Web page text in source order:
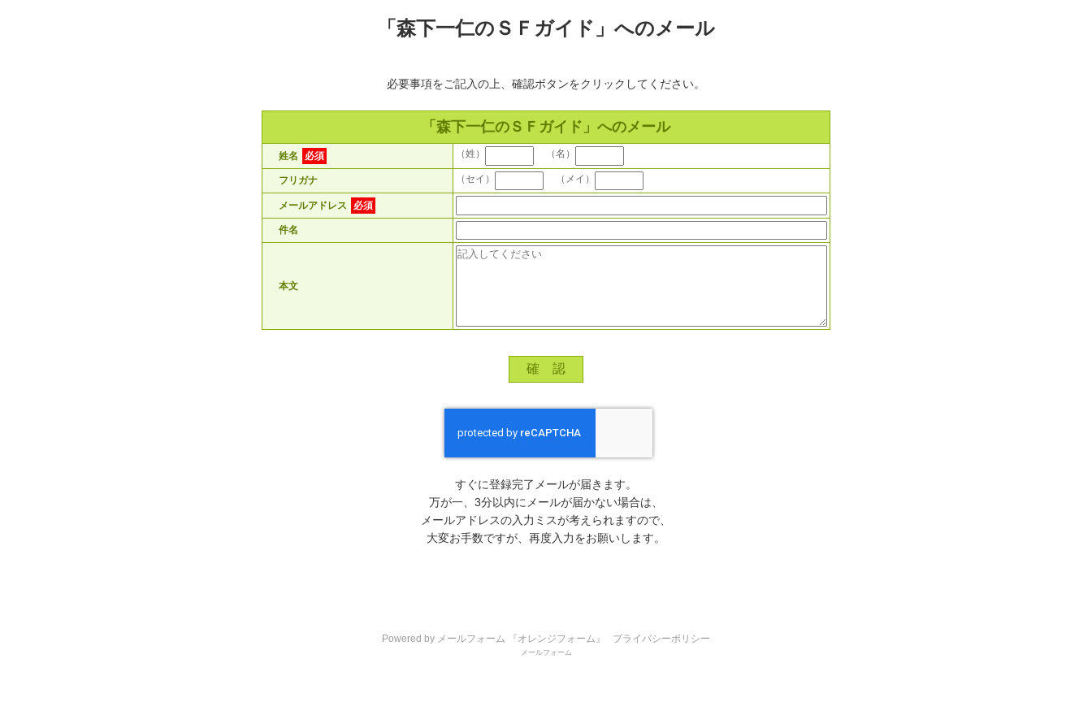
「森下一仁のＳＦガイド」へのメール
必要事項をご記入の上、確認ボタンをクリックしてください。
「森下一仁のＳＦガイド」へのメール
姓名 必須 （姓） （名）
フリガナ （セイ） （メイ）
メールアドレス 必須
件名
本文
すぐに登録完了メールが届きます。
万が一、3分以内にメールが届かない場合は、
メールアドレスの入力ミスが考えられますので、
大変お手数ですが、再度入力をお願いします。
Powered by メールフォーム 『オレンジフォーム』 プライバシーポリシー
メールフォーム